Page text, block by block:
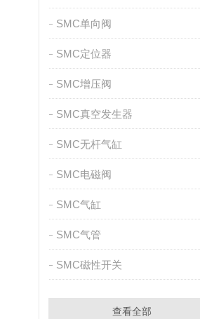
SMC单向阀
SMC定位器
SMC增压阀
SMC真空发生器
SMC无杆气缸
SMC电磁阀
SMC气缸
SMC气管
SMC磁性开关
查看全部